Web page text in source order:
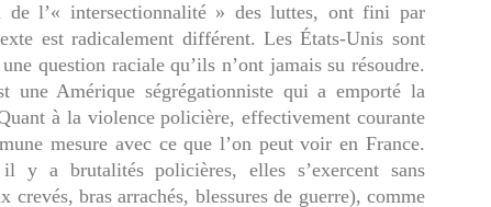
l’« intersectionnalité » des luttes, ont fini par
est radicalement différent. Les États-Unis sont
question raciale qu’ils n’ont jamais su résoudre.
une Amérique ségrégationniste qui a emporté la
à la violence policière, effectivement courante
mesure avec ce que l’on peut voir en France.
y a brutalités policières, elles s’exercent sans
bras arrachés, blessures de guerre), comme